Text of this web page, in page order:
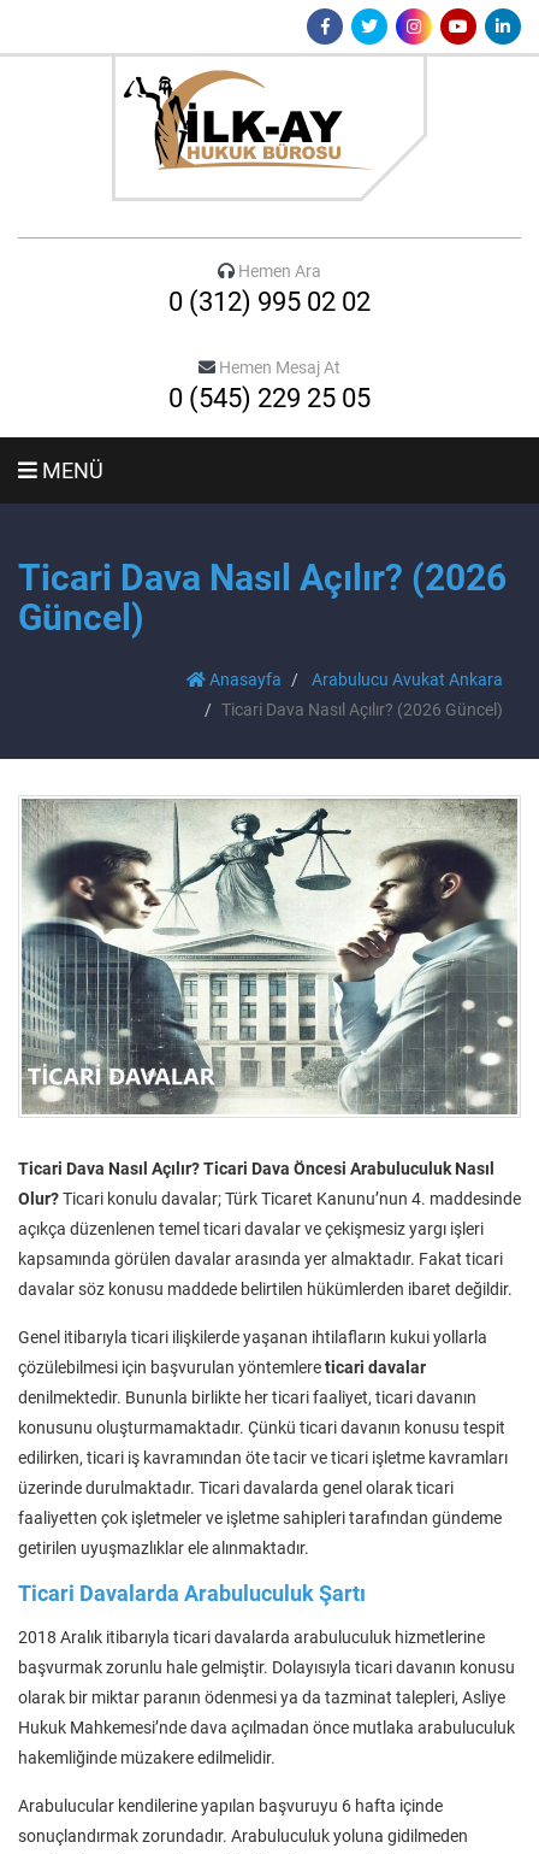
Hemen Ara
0 (312) 995 02 02
Hemen Mesaj At
0 (545) 229 25 05
MENÜ
Ticari Dava Nasıl Açılır? (2026
Güncel)
Anasayfa
Arabulucu Avukat Ankara
Ticari Dava Nasıl Açılır? (2026 Güncel)
Ticari Dava Nasıl Açılır? Ticari Dava Öncesi Arabuluculuk Nasıl
Olur?Ticari konulu davalar; Türk Ticaret Kanunu’nun 4. maddesinde
açıkça düzenlenen temel ticari davalar ve çekişmesiz yargı işleri
kapsamında görülen davalar arasında yer almaktadır. Fakat ticari
davalar söz konusu maddede belirtilen hükümlerden ibaret değildir.
Genel itibarıyla ticari ilişkilerde yaşanan ihtilafların kukui yollarla
çözülebilmesi için başvurulan yöntemlereticari davalar
denilmektedir. Bununla birlikte her ticari faaliyet, ticari davanın
konusunu oluşturmamaktadır. Çünkü ticari davanın konusu tespit
edilirken, ticari iş kavramından öte tacir ve ticari işletme kavramları
üzerinde durulmaktadır. Ticari davalarda genel olarak ticari
faaliyetten çok işletmeler ve işletme sahipleri tarafından gündeme
getirilen uyuşmazlıklar ele alınmaktadır.
Ticari Davalarda Arabuluculuk Şartı
2018 Aralık itibarıyla ticari davalarda arabuluculuk hizmetlerine
başvurmak zorunlu hale gelmiştir. Dolayısıyla ticari davanın konusu
olarak bir miktar paranın ödenmesi ya da tazminat talepleri, Asliye
Hukuk Mahkemesi’nde dava açılmadan önce mutlaka arabuluculuk
hakemliğinde müzakere edilmelidir.
Arabulucular kendilerine yapılan başvuruyu 6 hafta içinde
sonuçlandırmak zorundadır. Arabuluculuk yoluna gidilmeden